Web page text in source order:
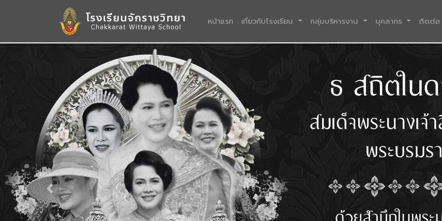
หน้าแรก (current)
เกี่ยวกับโรงเรียน กลุ่มบริหารงาน บุคลากร ติดต่อ
Previous